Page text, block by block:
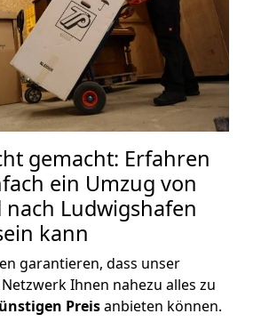
gemacht: Erfahren
ein Umzug von
nach Ludwigshafen
kann
garantieren, dass unser
Ihnen nahezu alles zu
Preisanbieten können.